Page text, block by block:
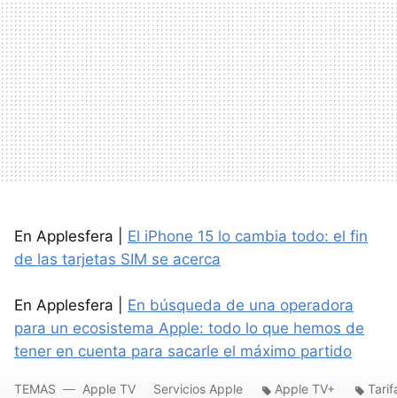
En Applesfera | El iPhone 15 lo cambia todo: el fin
de las tarjetas SIM se acerca
En Applesfera | En búsqueda de una operadora
para un ecosistema Apple: todo lo que hemos de
tener en cuenta para sacarle el máximo partido
TEMAS Apple TV Servicios Apple Apple TV+